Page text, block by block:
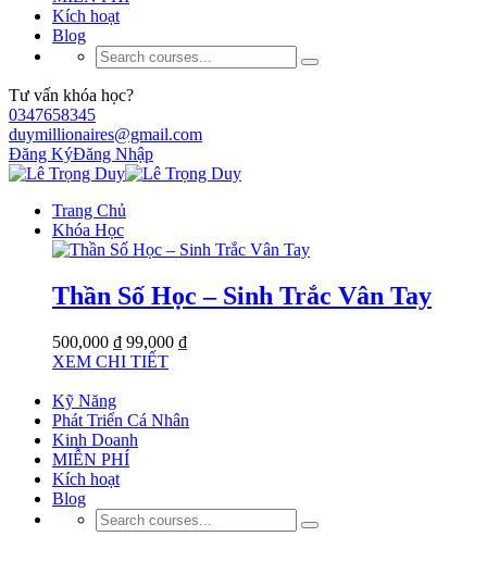
Kích hoạt
Blog
Tư vấn khóa học?
0347658345
duymillionaires@gmail.com
Đăng KýĐăng Nhập
Trang Chủ
Khóa Học
Thần Số Học – Sinh Trắc Vân Tay
500,000 ₫ 99,000 ₫
XEM CHI TIẾT
Kỹ Năng
Phát Triển Cá Nhân
Kinh Doanh
MIỄN PHÍ
Kích hoạt
Blog